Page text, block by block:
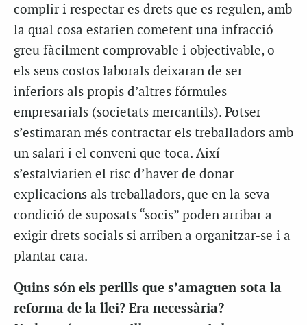
complir i respectar es drets que es regulen, amb
la qual cosa estarien cometent una infracció
greu fàcilment comprovable i objectivable, o
els seus costos laborals deixaran de ser
inferiors als propis d’altres fórmules
empresarials (societats mercantils). Potser
s’estimaran més contractar els treballadors amb
un salari i el conveni que toca. Així
s’estalviarien el risc d’haver de donar
explicacions als treballadors, que en la seva
condició de suposats “socis” poden arribar a
exigir drets socials si arriben a organitzar-se i a
plantar cara.
Quins són els perills que s’amaguen sota la
reforma de la llei? Era necessària?